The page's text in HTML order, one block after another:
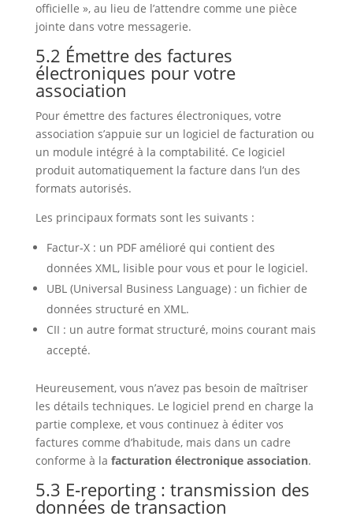
officielle », au lieu de l’attendre comme une pièce
jointe dans votre messagerie.
5.2 Émettre des factures
électroniques pour votre
association
Pour émettre des factures électroniques, votre
association s’appuie sur un logiciel de facturation ou
un module intégré à la comptabilité. Ce logiciel
produit automatiquement la facture dans l’un des
formats autorisés.
Les principaux formats sont les suivants :
Factur‑X : un PDF amélioré qui contient des
données XML, lisible pour vous et pour le logiciel.
UBL (Universal Business Language) : un fichier de
données structuré en XML.
CII : un autre format structuré, moins courant mais
accepté.
Heureusement, vous n’avez pas besoin de maîtriser
les détails techniques. Le logiciel prend en charge la
partie complexe, et vous continuez à éditer vos
factures comme d’habitude, mais dans un cadre
conforme à la facturation électronique association.
5.3 E‑reporting : transmission des
données de transaction